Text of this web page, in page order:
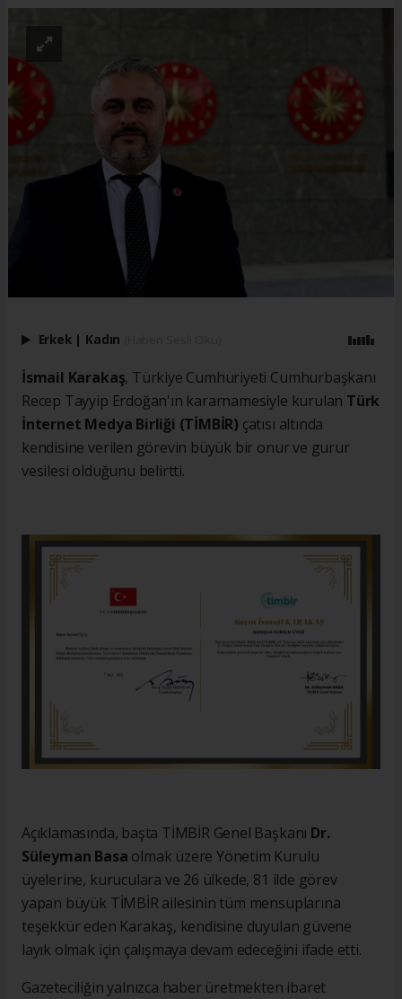
Erkek | Kadın
İsmail Karakaş, Türkiye Cumhuriyeti Cumhurbaşkanı
Recep Tayyip Erdoğan'ın kararnamesiyle kurulan Türk
İnternet Medya Birliği (TİMBİR) çatısı altında
kendisine verilen görevin büyük bir onur ve gurur
vesilesi olduğunu belirtti.
Açıklamasında, başta TİMBİR Genel Başkanı Dr.
Süleyman Basa olmak üzere Yönetim Kurulu
üyelerine, kuruculara ve 26 ülkede, 81 ilde görev
yapan büyük TİMBİR ailesinin tüm mensuplarına
teşekkür eden Karakaş, kendisine duyulan güvene
layık olmak için çalışmaya devam edeceğini ifade etti.
Gazeteciliğin yalnızca haber üretmekten ibaret